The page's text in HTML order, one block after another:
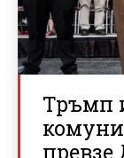
Тръмп
превзе